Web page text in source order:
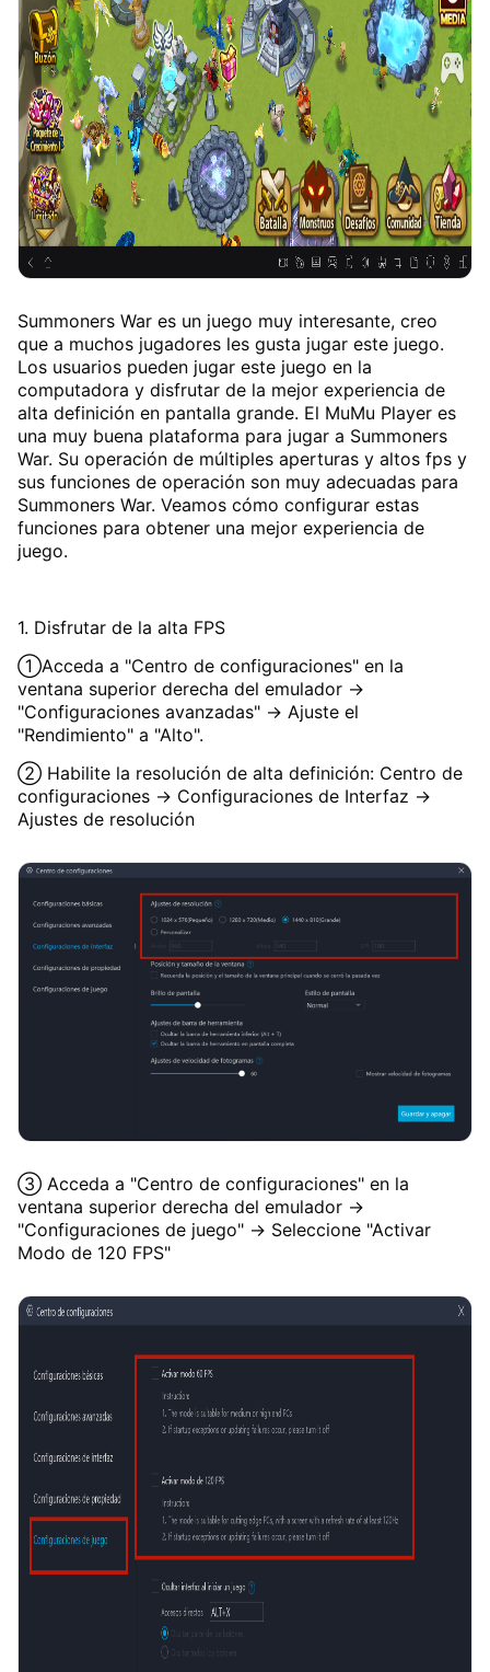
Summoners War es un juego muy interesante, creo
que a muchos jugadores les gusta jugar este juego.
Los usuarios pueden jugar este juego en la
computadora y disfrutar de la mejor experiencia de
alta definición en pantalla grande. El MuMu Player es
una muy buena plataforma para jugar a Summoners
War. Su operación de múltiples aperturas y altos fps y
sus funciones de operación son muy adecuadas para
Summoners War. Veamos cómo configurar estas
funciones para obtener una mejor experiencia de
juego.
1. Disfrutar de la alta FPS
①Acceda a "Centro de configuraciones" en la
ventana superior derecha del emulador →
"Configuraciones avanzadas" → Ajuste el
"Rendimiento" a "Alto".
② Habilite la resolución de alta definición: Centro de
configuraciones → Configuraciones de Interfaz →
Ajustes de resolución
③ Acceda a "Centro de configuraciones" en la
ventana superior derecha del emulador →
"Configuraciones de juego" → Seleccione "Activar
Modo de 120 FPS"